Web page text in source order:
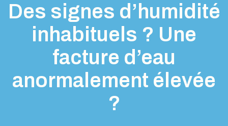
Des signes d’humidité
inhabituels ? Une
facture d’eau
anormalement élevée
?